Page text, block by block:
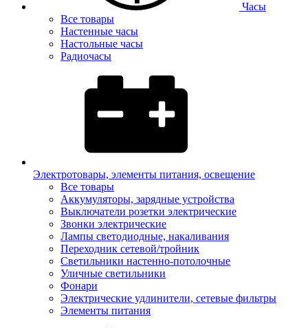
Часы
Все товары
Настенные часы
Настольные часы
Радиочасы
Электротовары, элементы питания, освещение
Все товары
Аккумуляторы, зарядные устройства
Выключатели розетки электрические
Звонки электрические
Лампы светодиодные, накаливания
Переходник сетевой/тройник
Светильники настенно-потолочные
Уличные светильники
Фонари
Электрические удлинители, сетевые фильтры
Элементы питания